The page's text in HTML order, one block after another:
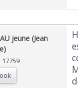
jeune (Jean